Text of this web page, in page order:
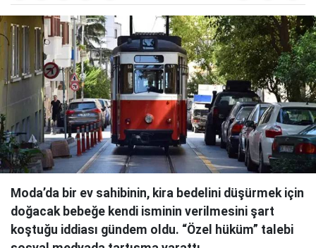
Moda’da bir ev sahibinin, kira bedelini düşürmek için
doğacak bebeğe kendi isminin verilmesini şart
koştuğu iddiası gündem oldu. “Özel hüküm” talebi